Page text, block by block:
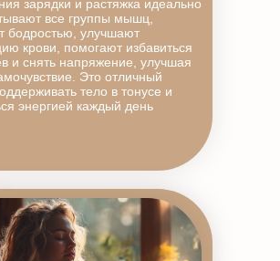
зарядки и растяжка идеально
все группы мышц,
бодростью, улучшают
крови, помогают избавиться
и снять напряжение, улучшая
Это отличный
тело в тонусе и
энергией каждый день